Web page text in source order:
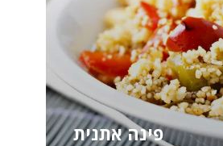
פינה אתנית